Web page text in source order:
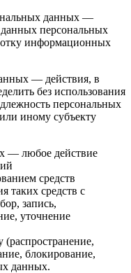
данных —
персональных
информационных
— действия, в
без использования
персональных
иному субъекту
— любое действие
средств
таких средств с
запись,
уточнение
(распространение,
блокирование,
данных.